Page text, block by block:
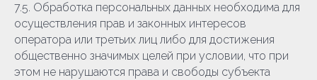
7.5. Обработка персональных данных необходима для
осуществления прав и законных интересов
оператора или третьих лиц либо для достижения
общественно значимых целей при условии, что при
этом не нарушаются права и свободы субъекта